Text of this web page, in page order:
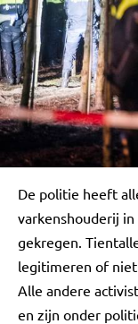
De politie heeft
varkenshouderij
gekregen.
legitimeren of
Alle andere
en zijn onder